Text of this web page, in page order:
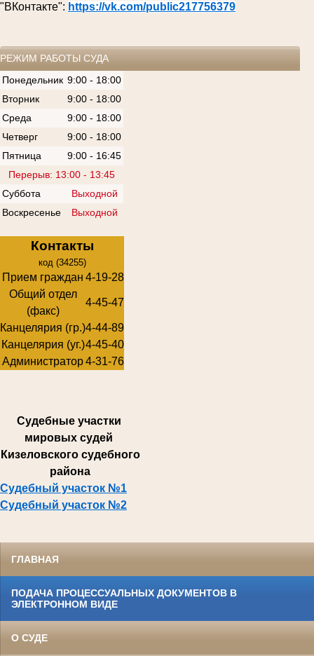
"ВКонтакте": https://vk.com/public217756379
РЕЖИМ РАБОТЫ СУДА
Понедельник 9:00 - 18:00
Вторник
9:00 - 18:00
Среда
9:00 - 18:00
Четверг
9:00 - 18:00
Пятница
9:00 - 16:45
Перерыв: 13:00 - 13:45
Суббота
Выходной
Воскресенье
Выходной
Контакты
код (34255)
Прием граждан 4-19-28
Общий отдел
(факс)
4-45-47
Канцелярия (гр.)4-44-89
Канцелярия (уг.)4-45-40
Администратор4-31-76
Судебные участки
мировых судей
Кизеловского судебного
района
Судебный участок №1
Судебный участок №2
ГЛАВНАЯ
ПОДАЧА ПРОЦЕССУАЛЬНЫХ ДОКУМЕНТОВ В
ЭЛЕКТРОННОМ ВИДЕ
О СУДЕ